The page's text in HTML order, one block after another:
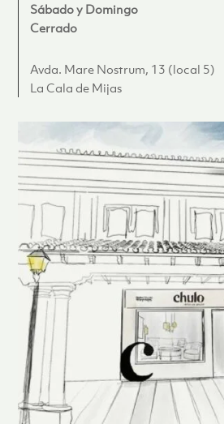
Sábado y Domingo
Cerrado
Avda. Mare Nostrum, 13 (local 5)
La Cala de Mijas